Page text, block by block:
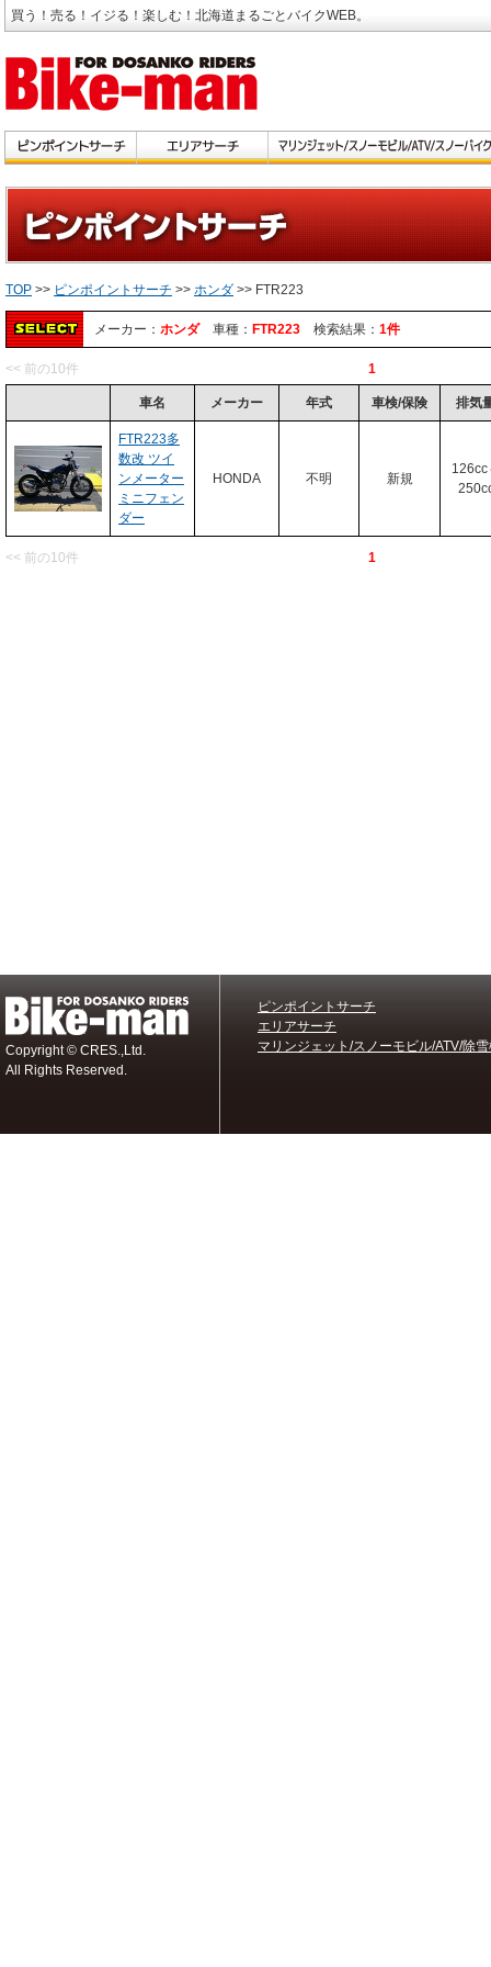
買う！売る！イジる！楽しむ！北海道まるごとバイクWEB。
TOP >> ピンポイントサーチ >> ホンダ >> FTR223
メーカー： ホンダ車種： FTR223 検索結果： 1件
<< 前の10件 1
車名 メーカー 年式 車検/保険 排気
FTR223多
数改 ツイ
ンメーター
ミニフェン
ダー
HONDA 不明 新規
126cc
<< 前の10件 1
Copyright © CRES.,Ltd.
All Rights Reserved.
ピンポイントサーチ
エリアサーチ
マリンジェット/スノーモビル/ATV/除